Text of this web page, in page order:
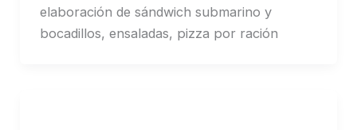
elaboración de sándwich submarino y
bocadillos, ensaladas, pizza por ración